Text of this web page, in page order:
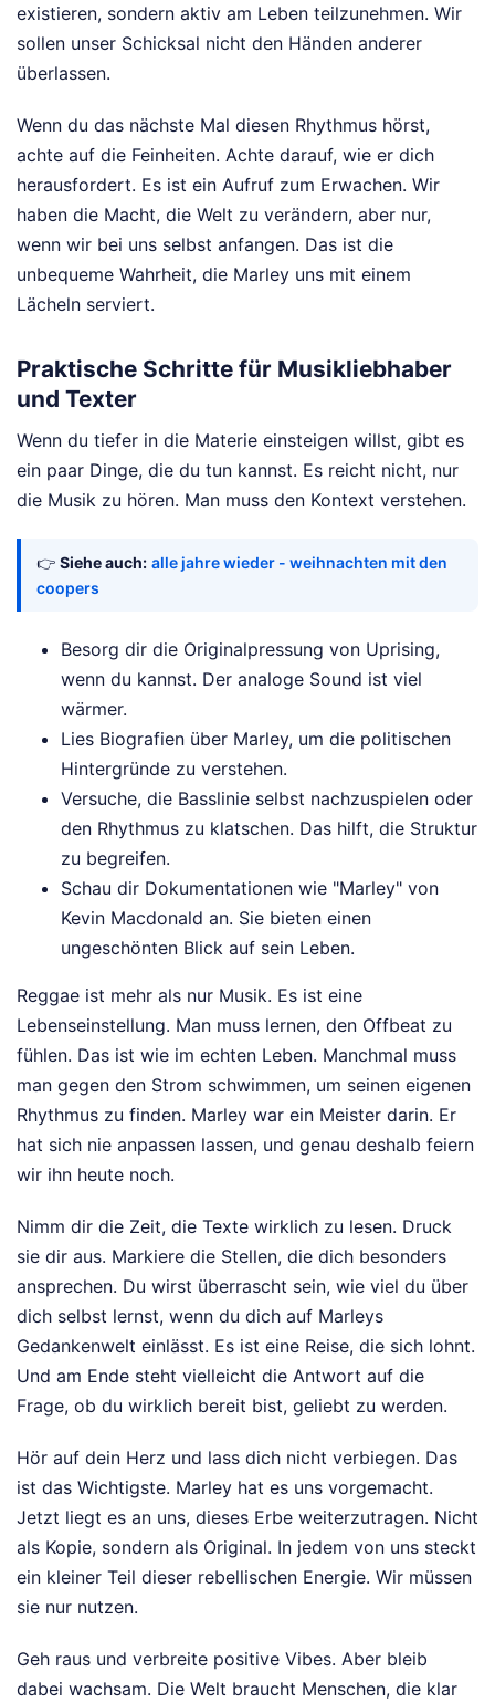
existieren, sondern aktiv am Leben teilzunehmen. Wir
sollen unser Schicksal nicht den Händen anderer
überlassen.
Wenn du das nächste Mal diesen Rhythmus hörst,
achte auf die Feinheiten. Achte darauf, wie er dich
herausfordert. Es ist ein Aufruf zum Erwachen. Wir
haben die Macht, die Welt zu verändern, aber nur,
wenn wir bei uns selbst anfangen. Das ist die
unbequeme Wahrheit, die Marley uns mit einem
Lächeln serviert.
Praktische Schritte für Musikliebhaber
und Texter
Wenn du tiefer in die Materie einsteigen willst, gibt es
ein paar Dinge, die du tun kannst. Es reicht nicht, nur
die Musik zu hören. Man muss den Kontext verstehen.
👉 Siehe auch: alle jahre wieder - weihnachten mit den
coopers
Besorg dir die Originalpressung von Uprising,
wenn du kannst. Der analoge Sound ist viel
wärmer.
Lies Biografien über Marley, um die politischen
Hintergründe zu verstehen.
Versuche, die Basslinie selbst nachzuspielen oder
den Rhythmus zu klatschen. Das hilft, die Struktur
zu begreifen.
Schau dir Dokumentationen wie "Marley" von
Kevin Macdonald an. Sie bieten einen
ungeschönten Blick auf sein Leben.
Reggae ist mehr als nur Musik. Es ist eine
Lebenseinstellung. Man muss lernen, den Offbeat zu
fühlen. Das ist wie im echten Leben. Manchmal muss
man gegen den Strom schwimmen, um seinen eigenen
Rhythmus zu finden. Marley war ein Meister darin. Er
hat sich nie anpassen lassen, und genau deshalb feiern
wir ihn heute noch.
Nimm dir die Zeit, die Texte wirklich zu lesen. Druck
sie dir aus. Markiere die Stellen, die dich besonders
ansprechen. Du wirst überrascht sein, wie viel du über
dich selbst lernst, wenn du dich auf Marleys
Gedankenwelt einlässt. Es ist eine Reise, die sich lohnt.
Und am Ende steht vielleicht die Antwort auf die
Frage, ob du wirklich bereit bist, geliebt zu werden.
Hör auf dein Herz und lass dich nicht verbiegen. Das
ist das Wichtigste. Marley hat es uns vorgemacht.
Jetzt liegt es an uns, dieses Erbe weiterzutragen. Nicht
als Kopie, sondern als Original. In jedem von uns steckt
ein kleiner Teil dieser rebellischen Energie. Wir müssen
sie nur nutzen.
Geh raus und verbreite positive Vibes. Aber bleib
dabei wachsam. Die Welt braucht Menschen, die klar